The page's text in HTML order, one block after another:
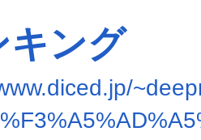
キング